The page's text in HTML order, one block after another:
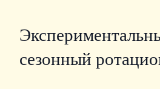
сезонный